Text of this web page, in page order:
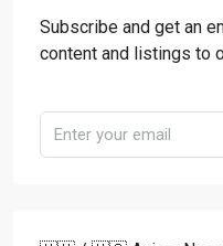
Subscribe and get an
content and listings to